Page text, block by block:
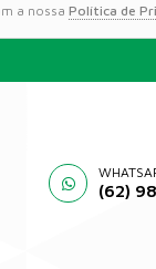
a nossa Política de
(62)